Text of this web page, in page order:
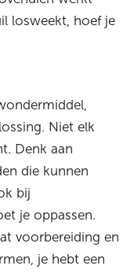
losweekt, hoef je
Niet elk
Denk aan
die kunnen
bij
je oppassen.
voorbereiding en
je hebt een